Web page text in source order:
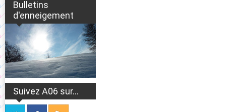
Bulletins
d'enneigement
Suivez A06 sur...